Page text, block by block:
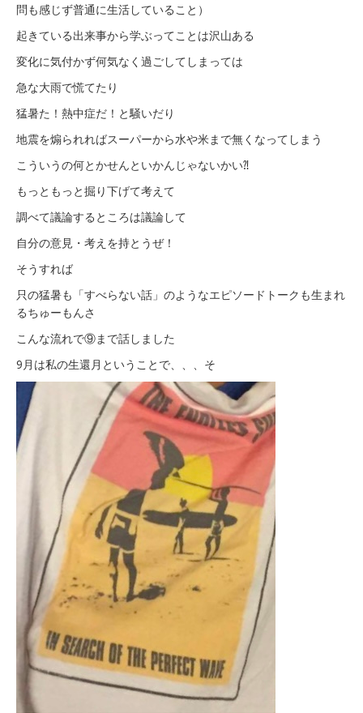
問も感じず普通に生活していること）
起きている出来事から学ぶってことは沢山ある
変化に気付かず何気なく過ごしてしまっては
急な大雨で慌てたり
猛暑た！熱中症だ！と騒いだり
地震を煽られればスーパーから水や米まで無くなってしまう
こういうの何とかせんといかんじゃないかい⁈
もっともっと掘り下げて考えて
調べて議論するところは議論して
自分の意見・考えを持とうぜ！
そうすれば
只の猛暑も「すべらない話」のようなエピソードトークも生まれ
るちゅーもんさ
こんな流れで⑨まで話しました
9月は私の生還月ということで、、、そ